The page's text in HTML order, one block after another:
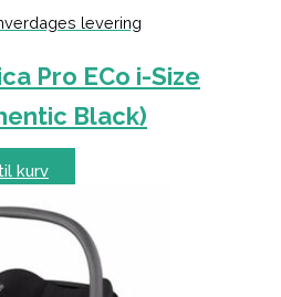
levering
Pro ECo i-Size
Black)
kurv